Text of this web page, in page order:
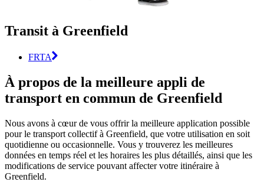
Transit à Greenfield
FRTA
À propos de la meilleure appli de
transport en commun de Greenfield
Nous avons à cœur de vous offrir la meilleure application possible
pour le transport collectif à Greenfield, que votre utilisation en soit
quotidienne ou occasionnelle. Vous y trouverez les meilleures
données en temps réel et les horaires les plus détaillés, ainsi que les
modifications de service pouvant affecter votre itinéraire à
Greenfield.